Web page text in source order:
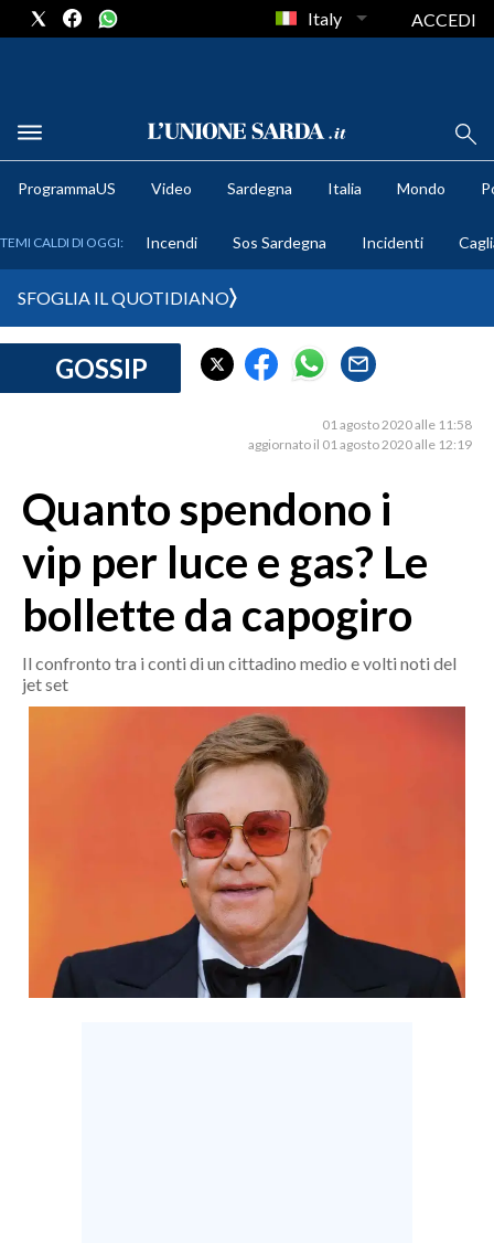
METEO
CRONACA SARDEGNA
MEDIO CAMPIDANO
ORISTANO E PROVINCIA
SASSARI E PROVINCIA
GALLURA
NUORO E PROVINCIA
OGLIASTRA
AGENDA
SERVIZI ALLE IMPRESE
Italy ACCEDI
ProgrammaUS Video Sardegna Italia Mondo
TEMI CALDI DI OGGI: Incendi Sos Sardegna Incidenti
SFOGLIA IL QUOTIDIANO
GOSSIP
01 agosto 2020 alle 11:58
aggiornato il 01 agosto 2020 alle 12:19
Quanto spendono i
vip per luce e gas? Le
bollette da capogiro
Il confronto tra i conti di un cittadino medio e volti noti del
jet set